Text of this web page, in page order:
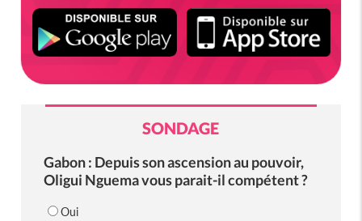
SONDAGE
Gabon : Depuis son ascension au pouvoir,
Oligui Nguema vous parait-il compétent ?
Oui